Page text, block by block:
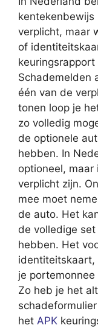
verplicht, maar
of
Schademelden
één van de
tonen loop je
zo volledig
de optionele
hebben. In
optioneel,
verplicht zijn.
mee moet
de auto. Het
de volledige
hebben. Het
identiteitskaart,
je
Zo heb je het
het APK